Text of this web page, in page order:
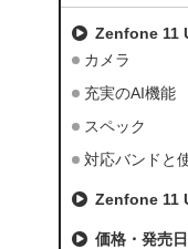
Zenfone 11
カメラ
充実のAI機能
スペック
対応バンドと
Zenfone 11
価格・発売